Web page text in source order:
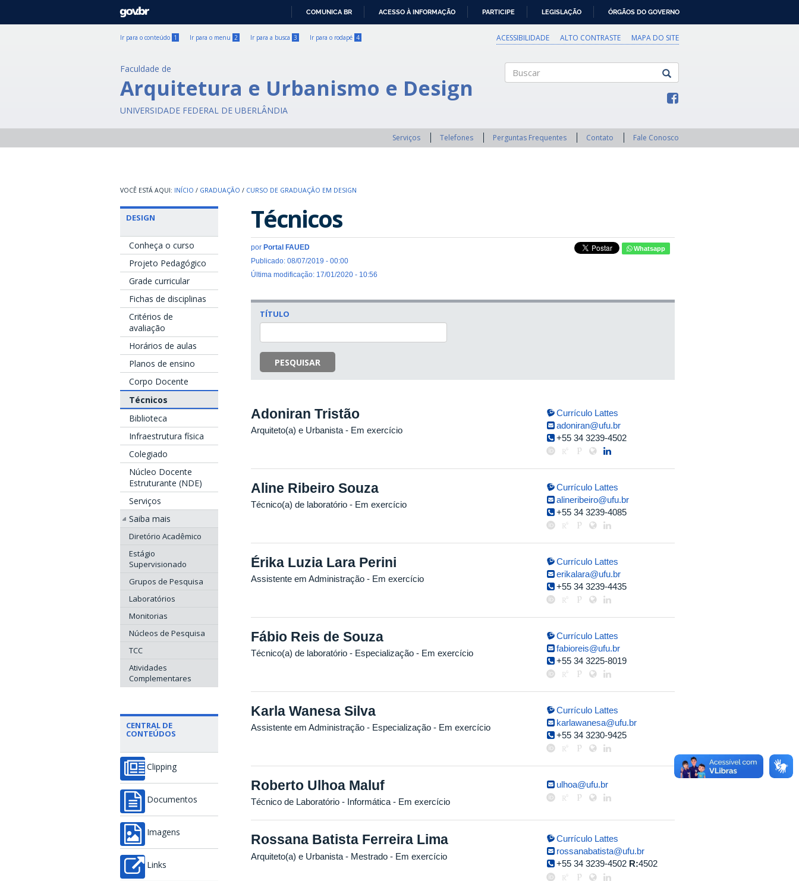
GOVBR
COMUNICA BR ACESSO À INFORMAÇÃO PARTICIPE LEGISLAÇÃO ÓRGÃOS DO GOVERNO
Ir para o conteúdo 1 Ir para o menu 2 Ir para a busca 3 Ir para o rodapé 4 ACESSIBILIDADE ALTO CONTRASTE MAPA DO SITE
Faculdade de
Arquitetura e Urbanismo e Design
UNIVERSIDADE FEDERAL DE UBERLÂNDIA
Serviços Telefones Perguntas Frequentes Contato Fale Conosco
INÍCIO / GRADUAÇÃO / CURSO DE GRADUAÇÃO EM DESIGN
DESIGN
Conheça o curso
Projeto Pedagógico
Grade curricular
Fichas de disciplinas
Critérios de
avaliação
Horários de aulas
Planos de ensino
Corpo Docente
Técnicos
Biblioteca
Infraestrutura física
Colegiado
Núcleo Docente
Estruturante (NDE)
Serviços
Saiba mais
Diretório Acadêmico
Estágio
Supervisionado
Grupos de Pesquisa
Laboratórios
Monitorias
Núcleos de Pesquisa
TCC
Atividades
Complementares
CENTRAL DE
CONTEÚDOS
Clipping
Documentos
Imagens
Links
Técnicos
por Portal FAUED
Publicado: 08/07/2019 - 00:00
Última modificação: 17/01/2020 - 10:56
Whatsapp
TÍTULO
PESQUISAR
Adoniran Tristão
Arquiteto(a) e Urbanista - Em exercício
Currículo Lattes
adoniran@ufu.br
+55 34 3239-4502
Aline Ribeiro Souza
Técnico(a) de laboratório - Em exercício
Currículo Lattes
alineribeiro@ufu.br
+55 34 3239-4085
Érika Luzia Lara Perini
Assistente em Administração - Em exercício
Currículo Lattes
erikalara@ufu.br
+55 34 3239-4435
Fábio Reis de Souza
Técnico(a) de laboratório - Especialização - Em exercício
Currículo Lattes
fabioreis@ufu.br
+55 34 3225-8019
Karla Wanesa Silva
Assistente em Administração - Especialização - Em exercício
Currículo Lattes
karlawanesa@ufu.br
+55 34 3230-9425
Roberto Ulhoa Maluf
Técnico de Laboratório - Informática - Em exercício
ulhoa@ufu.br
Rossana Batista Ferreira Lima
Arquiteto(a) e Urbanista - Mestrado - Em exercício
Currículo Lattes
rossanabatista@ufu.br
+55 34 3239-4502 R:4502